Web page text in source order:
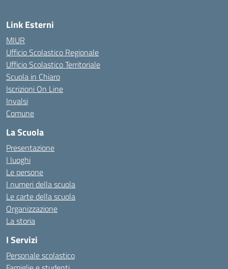
Link Esterni
MIUR
Ufficio Scolastico Regionale
Ufficio Scolastico Territoriale
Scuola in Chiaro
Iscrizioni On Line
Invalsi
Comune
La Scuola
Presentazione
I luoghi
Le persone
I numeri della scuola
Le carte della scuola
Organizzazione
La storia
I Servizi
Personale scolastico